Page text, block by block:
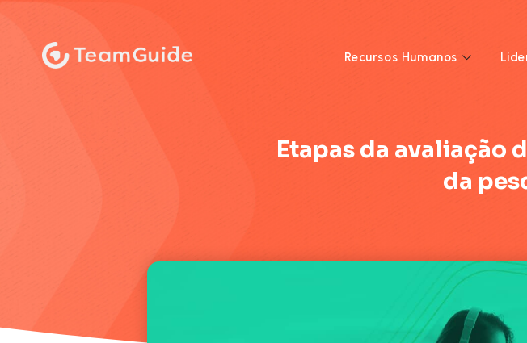
Recursos Humanos
Etapas da avaliação
da